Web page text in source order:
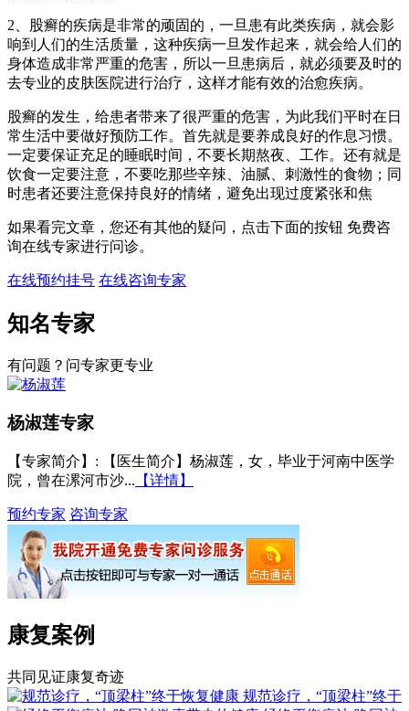
2、股癣的疾病是非常的顽固的，一旦患有此类疾病，就会影
响到人们的生活质量，这种疾病一旦发作起来，就会给人们的
身体造成非常严重的危害，所以一旦患病后，就必须要及时的
去专业的皮肤医院进行治疗，这样才能有效的治愈疾病。
股癣的发生，给患者带来了很严重的危害，为此我们平时在日
常生活中要做好预防工作。首先就是要养成良好的作息习惯。
一定要保证充足的睡眠时间，不要长期熬夜、工作。还有就是
饮食一定要注意，不要吃那些辛辣、油腻、刺激性的食物；同
时患者还要注意保持良好的情绪，避免出现过度紧张和焦
如果看完文章，您还有其他的疑问，点击下面的按钮 免费咨
询在线专家进行问诊。
在线预约挂号 在线咨询专家
知名专家
有问题？问专家更专业
杨淑莲专家
【专家简介】 : 【医生简介】杨淑莲，女，毕业于河南中医学
院，曾在漯河市沙... 【详情】
预约专家 咨询专家
康复案例
共同见证康复奇迹
规范诊疗，“顶梁柱”终于